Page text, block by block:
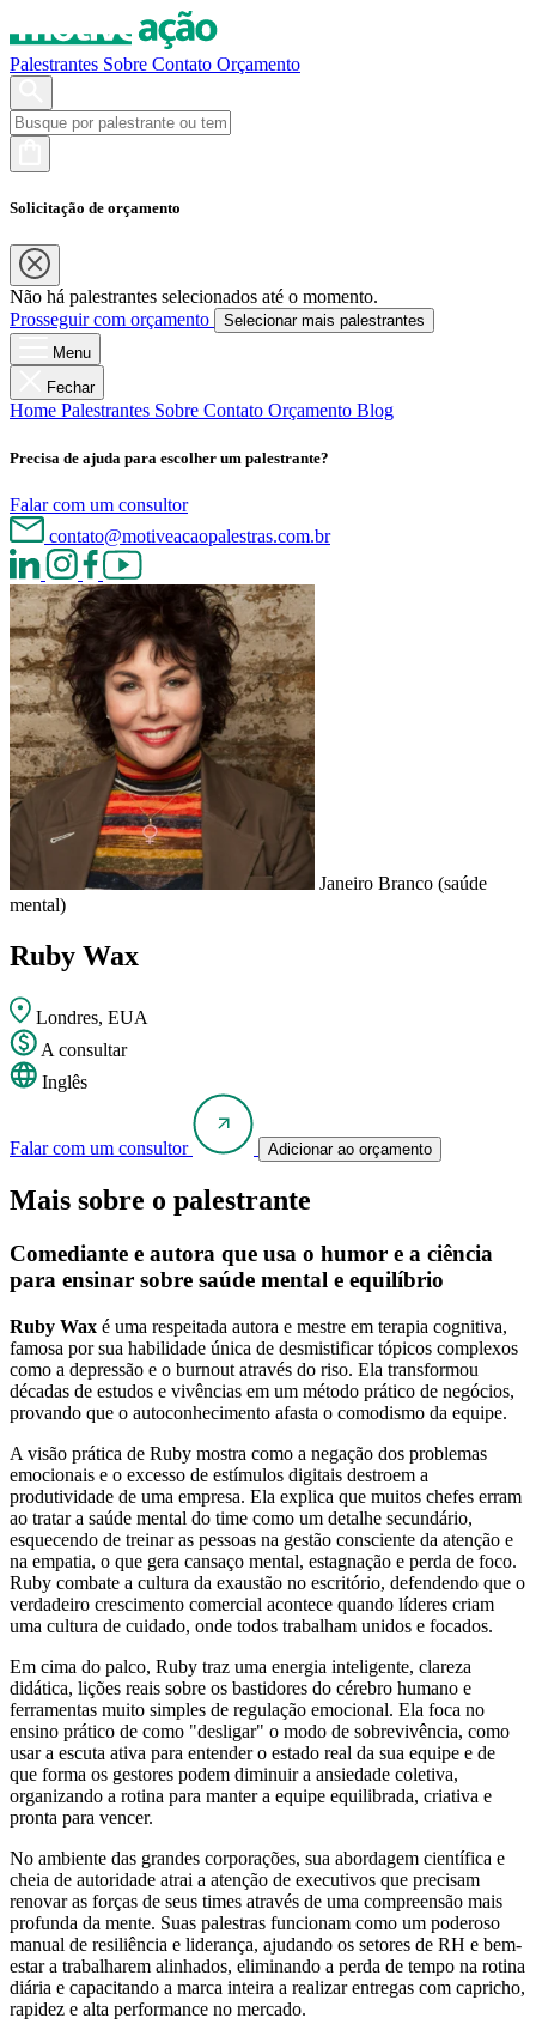
Palestrantes Sobre Contato Orçamento
Solicitação de orçamento
Não há palestrantes selecionados até o momento.
Prosseguir com orçamento
Selecionar mais palestrantes
Menu
Fechar
Home Palestrantes Sobre Contato Orçamento Blog
Precisa de ajuda para escolher um palestrante?
Falar com um consultor
contato@motiveacaopalestras.com.br
Janeiro Branco (saúde
mental)
Ruby Wax
Londres, EUA
A consultar
Inglês
Falar com um consultor Adicionar ao orçamento
Mais sobre o palestrante
Comediante e autora que usa o humor e a ciência
para ensinar sobre saúde mental e equilíbrio
Ruby Wax é uma respeitada autora e mestre em terapia cognitiva,
famosa por sua habilidade única de desmistificar tópicos complexos
como a depressão e o burnout através do riso. Ela transformou
décadas de estudos e vivências em um método prático de negócios,
provando que o autoconhecimento afasta o comodismo da equipe.
A visão prática de Ruby mostra como a negação dos problemas
emocionais e o excesso de estímulos digitais destroem a
produtividade de uma empresa. Ela explica que muitos chefes erram
ao tratar a saúde mental do time como um detalhe secundário,
esquecendo de treinar as pessoas na gestão consciente da atenção e
na empatia, o que gera cansaço mental, estagnação e perda de foco.
Ruby combate a cultura da exaustão no escritório, defendendo que o
verdadeiro crescimento comercial acontece quando líderes criam
uma cultura de cuidado, onde todos trabalham unidos e focados.
Em cima do palco, Ruby traz uma energia inteligente, clareza
didática, lições reais sobre os bastidores do cérebro humano e
ferramentas muito simples de regulação emocional. Ela foca no
ensino prático de como "desligar" o modo de sobrevivência, como
usar a escuta ativa para entender o estado real da sua equipe e de
que forma os gestores podem diminuir a ansiedade coletiva,
organizando a rotina para manter a equipe equilibrada, criativa e
pronta para vencer.
No ambiente das grandes corporações, sua abordagem científica e
cheia de autoridade atrai a atenção de executivos que precisam
renovar as forças de seus times através de uma compreensão mais
profunda da mente. Suas palestras funcionam como um poderoso
manual de resiliência e liderança, ajudando os setores de RH e bem-
estar a trabalharem alinhados, eliminando a perda de tempo na rotina
diária e capacitando a marca inteira a realizar entregas com capricho,
rapidez e alta performance no mercado.